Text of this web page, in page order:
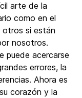
arte de la
como en el
otros si están
nosotros.
puede acercarse
errores, la
Ahora es
corazón y la